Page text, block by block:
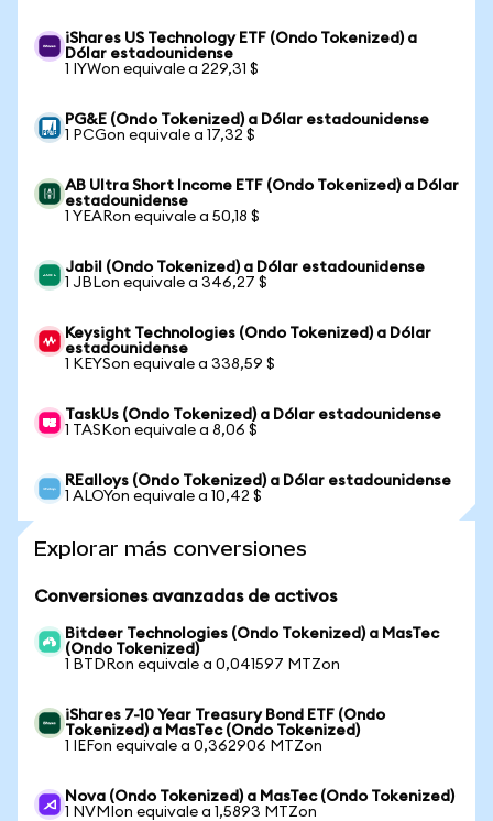
iShares US Technology ETF (Ondo Tokenized) a
Dólar estadounidense
1 IYWon equivale a 229,31 $
PG&E (Ondo Tokenized) a Dólar estadounidense
1 PCGon equivale a 17,32 $
AB Ultra Short Income ETF (Ondo Tokenized) a Dólar
estadounidense
1 YEARon equivale a 50,18 $
Jabil (Ondo Tokenized) a Dólar estadounidense
1 JBLon equivale a 346,27 $
Keysight Technologies (Ondo Tokenized) a Dólar
estadounidense
1 KEYSon equivale a 338,59 $
TaskUs (Ondo Tokenized) a Dólar estadounidense
1 TASKon equivale a 8,06 $
REalloys (Ondo Tokenized) a Dólar estadounidense
1 ALOYon equivale a 10,42 $
Explorar más conversiones
Conversiones avanzadas de activos
Bitdeer Technologies (Ondo Tokenized) a MasTec
(Ondo Tokenized)
1 BTDRon equivale a 0,041597 MTZon
iShares 7-10 Year Treasury Bond ETF (Ondo
Tokenized) a MasTec (Ondo Tokenized)
1 IEFon equivale a 0,362906 MTZon
Nova (Ondo Tokenized) a MasTec (Ondo Tokenized)
1 NVMIon equivale a 1,5893 MTZon